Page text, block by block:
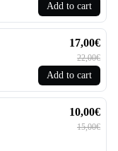
Add to cart
17,00€
22,00€
Add to cart
10,00€
15,00€